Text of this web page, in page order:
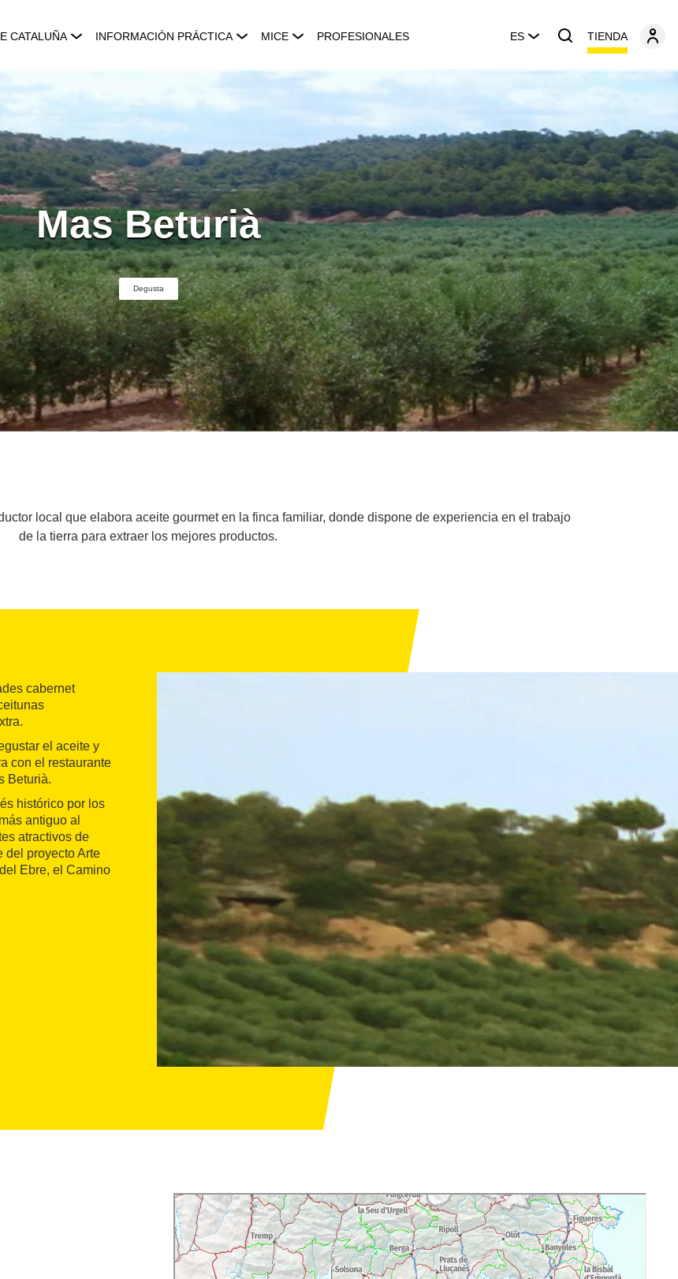
CATALUÑA INFORMACIÓN PRÁCTICA MICE PROFESIONALES ES TIENDA
Mas Beturià
Degusta
local que elabora aceite gourmet en la finca familiar, donde dispone de experiencia en el trabajo
de la tierra para extraer los mejores productos.
cabernet
el aceite y
con el restaurante
Beturià.
histórico por los
antiguo al
atractivos de
del proyecto Arte
Ebre, el Camino